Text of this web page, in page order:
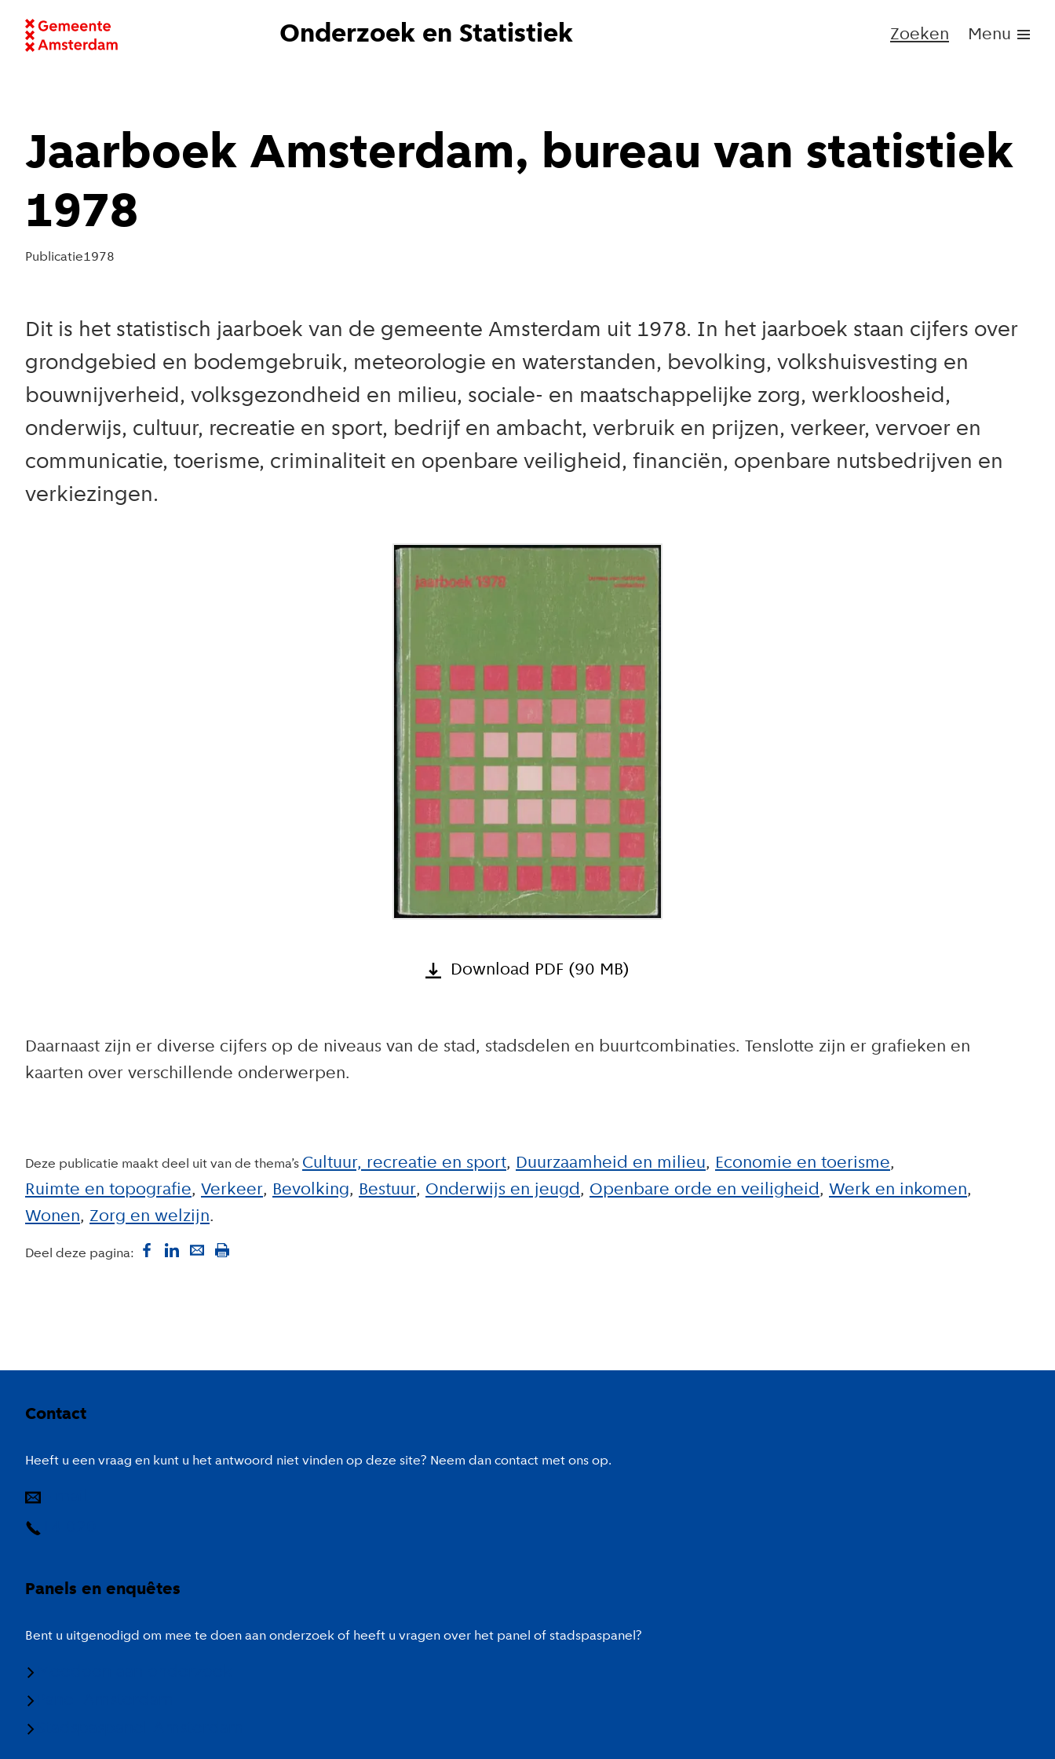
Onderzoek en Statistiek Zoeken Menu
Jaarboek Amsterdam, bureau van statistiek
1978
Publicatie1978
Dit is het statistisch jaarboek van de gemeente Amsterdam uit 1978. In het jaarboek staan cijfers over
grondgebied en bodemgebruik, meteorologie en waterstanden, bevolking, volkshuisvesting en
bouwnijverheid, volksgezondheid en milieu, sociale- en maatschappelijke zorg, werkloosheid,
onderwijs, cultuur, recreatie en sport, bedrijf en ambacht, verbruik en prijzen, verkeer, vervoer en
communicatie, toerisme, criminaliteit en openbare veiligheid, financiën, openbare nutsbedrijven en
verkiezingen.
Download PDF (90 MB)
Daarnaast zijn er diverse cijfers op de niveaus van de stad, stadsdelen en buurtcombinaties. Tenslotte zijn er grafieken en
kaarten over verschillende onderwerpen.
Deze publicatie maakt deel uit van de thema’s Cultuur, recreatie en sport Duurzaamheid en milieu
Economie en toerisme
Ruimte en topografie
Verkeer Bevolking Bestuur Onderwijs en jeugd Openbare orde en veiligheid
Werk en inkomen
Wonen
Zorg en welzijn
Deel deze pagina:
Contact
Heeft u een vraag en kunt u het antwoord niet vinden op deze site? Neem dan contact met ons op.
Panels en enquêtes
Bent u uitgenodigd om mee te doen aan onderzoek of heeft u vragen over het panel of stadspaspanel?